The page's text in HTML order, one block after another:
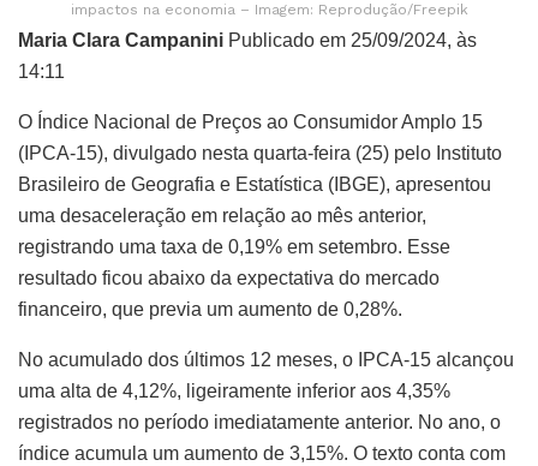
impactos na economia – Imagem: Reprodução/Freepik
Maria Clara Campanini Publicado em 25/09/2024, às
14:11
O Índice Nacional de Preços ao Consumidor Amplo 15
(IPCA-15), divulgado nesta quarta-feira (25) pelo Instituto
Brasileiro de Geografia e Estatística (IBGE), apresentou
uma desaceleração em relação ao mês anterior,
registrando uma taxa de 0,19% em setembro. Esse
resultado ficou abaixo da expectativa do mercado
financeiro, que previa um aumento de 0,28%.
No acumulado dos últimos 12 meses, o IPCA-15 alcançou
uma alta de 4,12%, ligeiramente inferior aos 4,35%
registrados no período imediatamente anterior. No ano, o
índice acumula um aumento de 3,15%. O texto conta com